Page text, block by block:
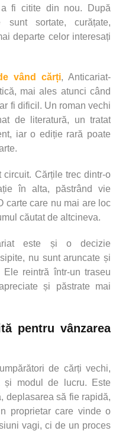
fi citite din nou. După
sunt sortate, curățate,
departe celor interesați
vând cărți, Anticariat-
mai ales atunci când
fi dificil. Un roman vechi
de literatură, un tratat
iar o ediție rară poate
circuit. Cărțile trec dintr-o
în alta, păstrând vie
carte care nu mai are loc
căutat de altcineva.
este și o decizie
nu sunt aruncate și
reintră într-un traseu
și păstrate mai
pentru vânzarea
de cărți vechi,
și modul de lucru. Este
deplasarea să fie rapidă,
proprietar care vinde o
vagi, ci de un proces